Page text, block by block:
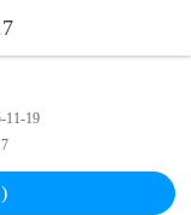
11-19